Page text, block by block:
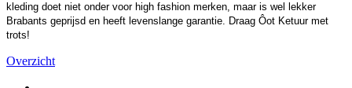
kleding doet niet onder voor high fashion merken, maar is wel lekker
Brabants geprijsd en heeft levenslange garantie. Draag Ôot Ketuur met
trots!
Overzicht